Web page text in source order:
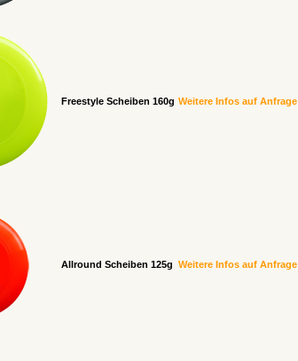
Freestyle Scheiben 160g Weitere Infos auf Anfrage
Allround Scheiben 125g Weitere Infos auf Anfrage